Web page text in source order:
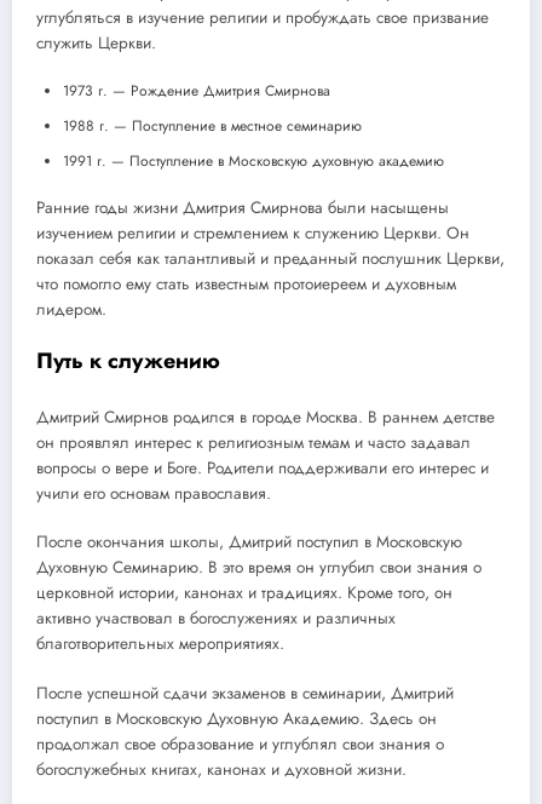
углубляться в изучение религии и пробуждать свое призвание
служить Церкви.
1973 г. — Рождение Дмитрия Смирнова
1988 г. — Поступление в местное семинарию
1991 г. — Поступление в Московскую духовную академию
Ранние годы жизни Дмитрия Смирнова были насыщены
изучением религии и стремлением к служению Церкви. Он
показал себя как талантливый и преданный послушник Церкви,
что помогло ему стать известным протоиереем и духовным
лидером.
Путь к служению
Дмитрий Смирнов родился в городе Москва. В раннем детстве
он проявлял интерес к религиозным темам и часто задавал
вопросы о вере и Боге. Родители поддерживали его интерес и
учили его основам православия.
После окончания школы, Дмитрий поступил в Московскую
Духовную Семинарию. В это время он углубил свои знания о
церковной истории, канонах и традициях. Кроме того, он
активно участвовал в богослужениях и различных
благотворительных мероприятиях.
После успешной сдачи экзаменов в семинарии, Дмитрий
поступил в Московскую Духовную Академию. Здесь он
продолжал свое образование и углублял свои знания о
богослужебных книгах, канонах и духовной жизни.